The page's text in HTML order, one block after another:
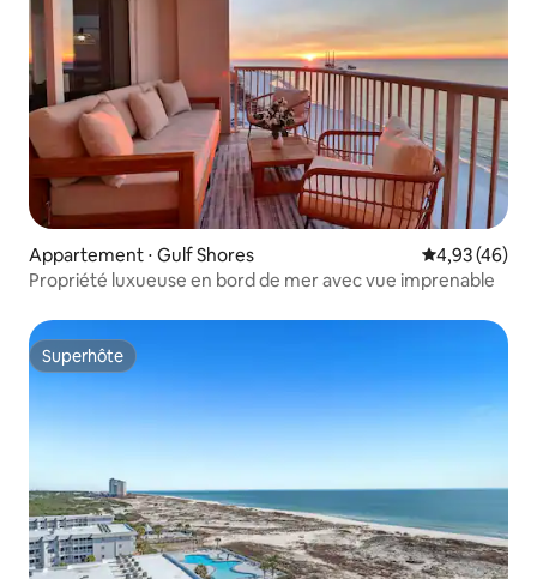
Appartement ⋅ Gulf Shores Évaluation
4,93 (46)
Propriété luxueuse en bord de mer avec vue imprenable
Superhôte
Superhôte